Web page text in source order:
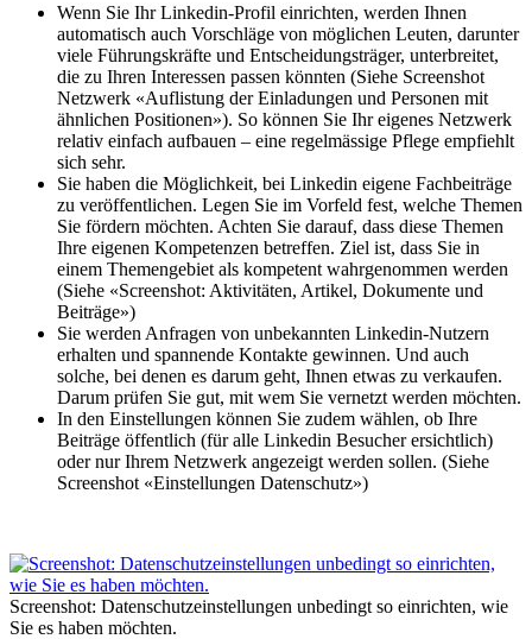
Wenn Sie Ihr Linkedin-Profil einrichten, werden Ihnen
automatisch auch Vorschläge von möglichen Leuten, darunter
viele Führungskräfte und Entscheidungsträger, unterbreitet,
die zu Ihren Interessen passen könnten (Siehe Screenshot
Netzwerk «Auflistung der Einladungen und Personen mit
ähnlichen Positionen»). So können Sie Ihr eigenes Netzwerk
relativ einfach aufbauen – eine regelmässige Pflege empfiehlt
sich sehr.
Sie haben die Möglichkeit, bei Linkedin eigene Fachbeiträge
zu veröffentlichen. Legen Sie im Vorfeld fest, welche Themen
Sie fördern möchten. Achten Sie darauf, dass diese Themen
Ihre eigenen Kompetenzen betreffen. Ziel ist, dass Sie in
einem Themengebiet als kompetent wahrgenommen werden
(Siehe «Screenshot: Aktivitäten, Artikel, Dokumente und
Beiträge»)
Sie werden Anfragen von unbekannten Linkedin-Nutzern
erhalten und spannende Kontakte gewinnen. Und auch
solche, bei denen es darum geht, Ihnen etwas zu verkaufen.
Darum prüfen Sie gut, mit wem Sie vernetzt werden möchten.
In den Einstellungen können Sie zudem wählen, ob Ihre
Beiträge öffentlich (für alle Linkedin Besucher ersichtlich)
oder nur Ihrem Netzwerk angezeigt werden sollen. (Siehe
Screenshot «Einstellungen Datenschutz»)
Screenshot: Datenschutzeinstellungen unbedingt so einrichten, wie
Sie es haben möchten.